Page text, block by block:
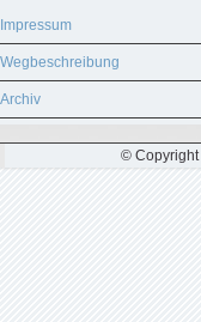
Impressum
Wegbeschreibung
Archiv
© Copyright